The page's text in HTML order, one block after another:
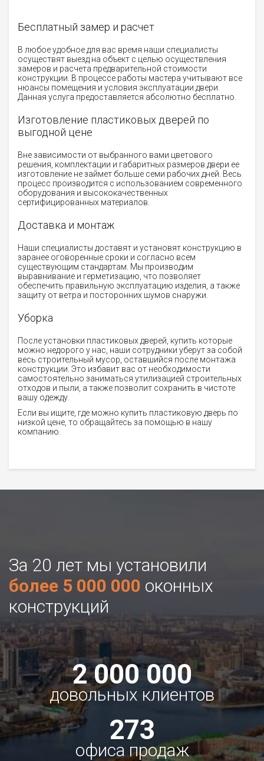
Бесплатный замер и расчет
В любое удобное для вас время наши специалисты
осуществят выезд на объект с целью осуществления
замеров и расчета предварительной стоимости
конструкции. В процессе работы мастера учитывают все
нюансы помещения и условия эксплуатации двери.
Данная услуга предоставляется абсолютно бесплатно.
Изготовление пластиковых дверей по
выгодной цене
Вне зависимости от выбранного вами цветового
решения, комплектации и габаритных размеров двери ее
изготовление не займет больше семи рабочих дней. Весь
процесс производится с использованием современного
оборудования и высококачественных
сертифицированных материалов.
Доставка и монтаж
Наши специалисты доставят и установят конструкцию в
заранее оговоренные сроки и согласно всем
существующим стандартам. Мы производим
выравнивание и герметизацию, что позволяет
обеспечить правильную эксплуатацию изделия, а также
защиту от ветра и посторонних шумов снаружи.
Уборка
После установки пластиковых дверей, купить которые
можно недорого у нас, наши сотрудники уберут за собой
весь строительный мусор, оставшийся после монтажа
конструкции. Это избавит вас от необходимости
самостоятельно заниматься утилизацией строительных
отходов и пыли, а также позволит сохранить в чистоте
вашу одежду.
Если вы ищите, где можно купить пластиковую дверь по
низкой цене, то обращайтесь за помощью в нашу
компанию.
За 20 лет мы установили
более 5 000 000 оконных
конструкций
2 000 000
довольных клиентов
273
офиса продаж